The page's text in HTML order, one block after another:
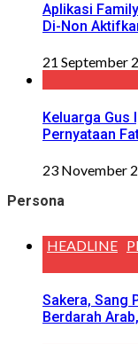
Aplikasi
Di-Non
21 September
Keluarga Gus
Pernyataan
23 November
Persona
HEADLINE
Sakera, Sang
Berdarah